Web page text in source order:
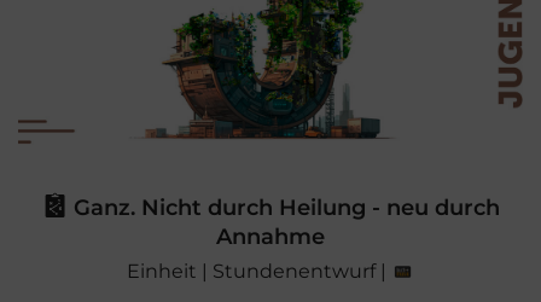
Ganz. Nicht durch Heilung - neu durch
Annahme
Einheit | Stundenentwurf |